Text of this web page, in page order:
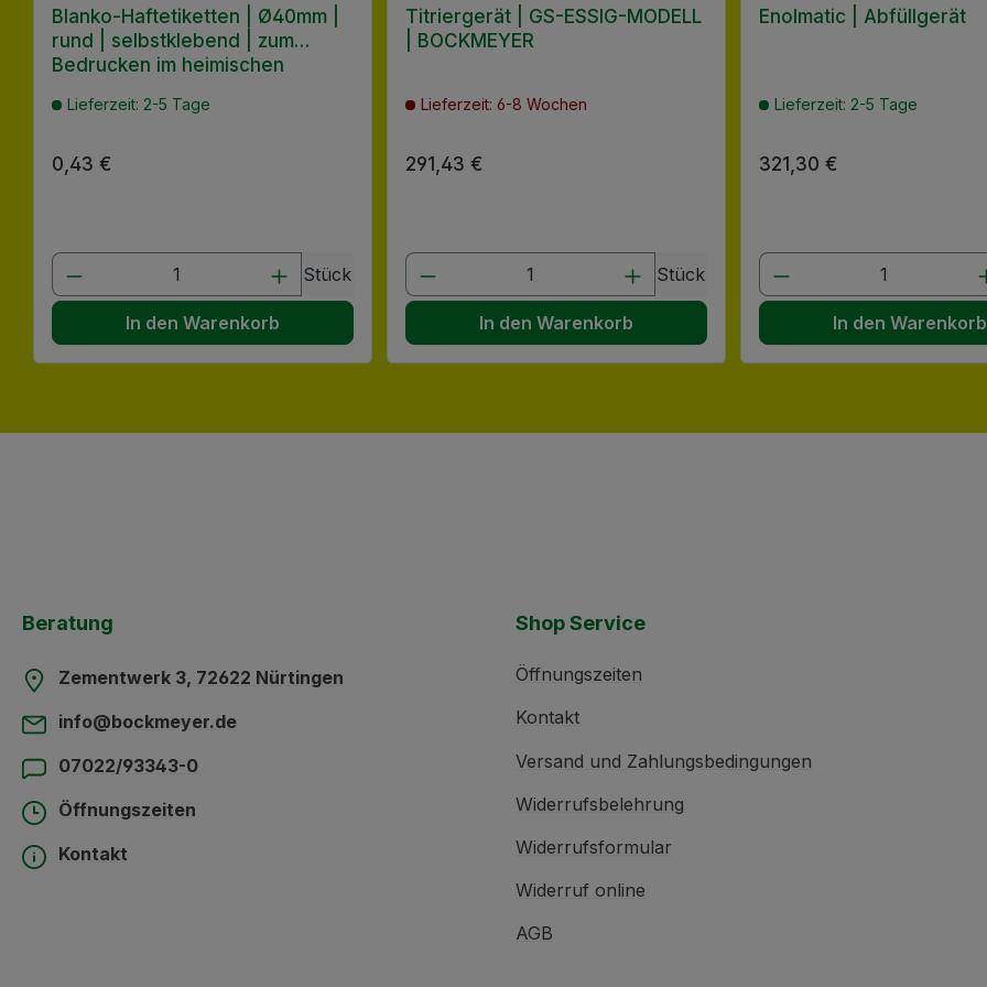
Blanko-Haftetiketten | Ø40mm |
rund | selbstklebend | zum
Bedrucken im heimischen
Lieferzeit: 2-5 Tage
Regulärer Preis:
0,43 €
Produkt Anzahl: Gib den gewünschten Wert ein oder benutze die
Stück
In den Warenkorb
Titriergerät | GS-ESSIG-MODELL
| BOCKMEYER
Lieferzeit: 6-8 Wochen
Regulärer Preis:
291,43 €
Produkt Anzahl: Gib den gewünschten Wert
Stück
In den Warenkorb
Enolmatic | Abfüllgerät
Lieferzeit: 2-5 Tage
Regulärer Preis:
321,30 €
Produkt Anzahl:
In den Warenkorb
Beratung
Zementwerk 3, 72622 Nürtingen
info@bockmeyer.de
07022/93343-0
Öffnungszeiten
Kontakt
Shop Service
Öffnungszeiten
Kontakt
Versand und Zahlungsbedingungen
Widerrufsbelehrung
Widerrufsformular
Widerruf online
AGB